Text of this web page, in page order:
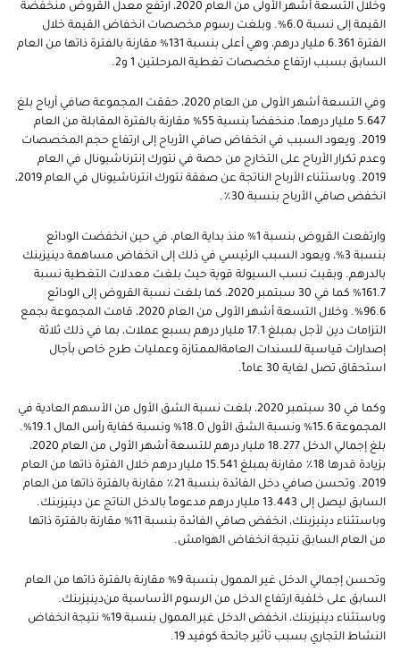
وخلال التسعة أشهر الأولى من العام 2020، ارتفع معدل القروض منخفضة
القيمة إلى نسبة 6.0%. وبلغت رسوم مخصصات انخفاض القيمة خلال
الفترة 6.361 مليار درهم، وهي أعلى بنسبة 131% مقارنة بالفترة ذاتها من العام
السابق بسبب ارتفاع مخصصات تغطية المرحلتين 1 و2.
وفي التسعة أشهر الأولى من العام 2020، حققت المجموعة صافي أرباح بلغ
5.647 مليار درهماً، منخفضاً بنسبة 55% مقارنة بالفترة المقابلة من العام
2019. ويعود السبب في انخفاض صافي الأرباح إلى ارتفاع حجم المخصصات
وعدم تكرار الأرباح على التخارج من حصة في نتورك إنترناشيونال في العام
2019. وباستثناء الأرباح الناتجة عن صفقة نتورك انترناشيونال في العام 2019،
انخفض صافي الأرباح بنسبة 30٪.
وارتفعت القروض بنسبة 1% منذ بداية العام، في حين انخفضت الودائع
بنسبة 3%، ويعود السبب الرئيسي في ذلك إلى انخفاض مساهمة دينيزبنك
بالدرهم. وبقيت نسب السيولة قوية حيث بلغت معدلات التغطية نسبة
161.7% كما في 30 سبتمبر 2020، كما بلغت نسبة القروض إلى الودائع
96.6%. وخلال التسعة أشهر الأولى من العام 2020، قامت المجموعة بجمع
التزامات دين لأجل بمبلغ 17.1 مليار درهم بسبع عملات، بما في ذلك ثلاثة
إصدارات قياسية للسندات العامةالممتازة وعمليات طرح خاص بآجال
استحقاق تصل لغاية 30 عاماً.
وكما في 30 سبتمبر 2020، بلغت نسبة الشق الأول من الأسهم العادية في
المجموعة 15.6% ونسبة الشق الأول 18.0% ونسبة كفاية رأس المال 19.1%.
بلغ إجمالي الدخل 18.277 مليار درهم للتسعة أشهر الأولى من العام 2020،
بزيادة قدرها 18٪ مقارنة بمبلغ 15.541 مليار درهم خلال الفترة ذاتها من العام
2019
.
وتحسن صافي دخل الفائدة بنسبة 21٪ مقارنة بالفترة ذاتها من العام
السابق ليصل إلى 13.443 مليار درهم مدعوماً بالدخل الناتج عن دينيزبنك.
وباستثناء دينيزبنك، انخفض صافي الفائدة بنسبة 11% مقارنة بالفترة ذاتها
من العام السابق نتيجة انخفاض الهوامش.
وتحسن إجمالي الدخل غير الممول بنسبة 9% مقارنة بالفترة ذاتها من العام
السابق على خلفية ارتفاع الدخل من الرسوم الأساسية مندينيزبنك.
وباستثناء دينيزبنك، انخفض الدخل غير الممول بنسبة 19% نتيجة انخفاض
النشاط التجاري بسبب تأثير جائحة كوفيد 19.